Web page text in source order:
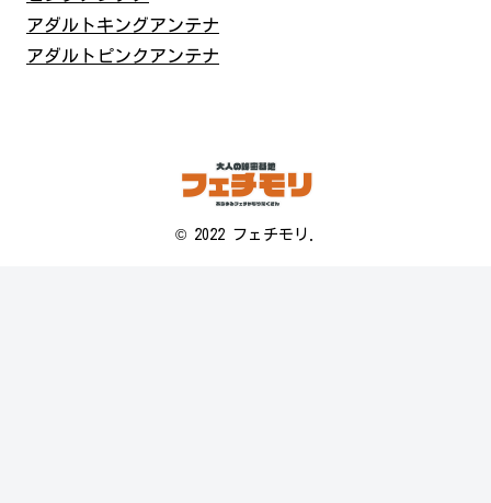
アダルトキングアンテナ
アダルトピンクアンテナ
© 2022 フェチモリ.